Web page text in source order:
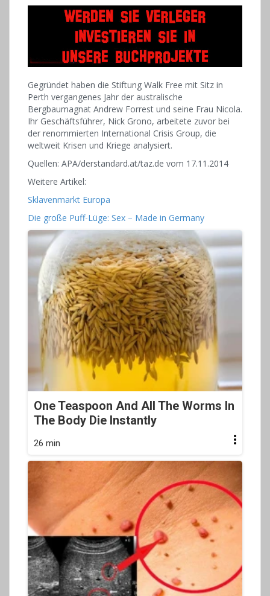
Gegründet haben die Stiftung Walk Free mit Sitz in
Perth vergangenes Jahr der australische
Bergbaumagnat Andrew Forrest und seine Frau Nicola.
Ihr Geschäftsführer, Nick Grono, arbeitete zuvor bei
der renommierten International Crisis Group, die
weltweit Krisen und Kriege analysiert.
Quellen: APA/derstandard.at/taz.de vom 17.11.2014
Weitere Artikel:
Sklavenmarkt Europa
Die große Puff-Lüge: Sex – Made in Germany
One Teaspoon And All The Worms In
The Body Die Instantly
26 min